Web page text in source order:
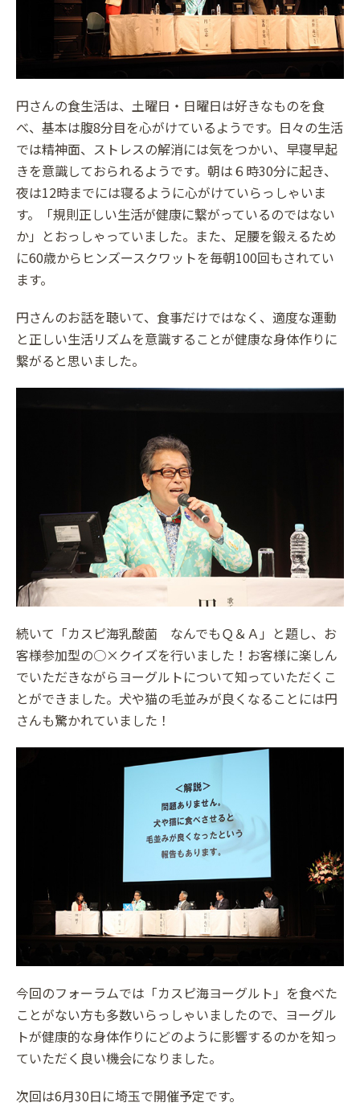
円さんの食生活は、土曜日・日曜日は好きなものを食
べ、基本は腹8分目を心がけているようです。日々の生活
では精神面、ストレスの解消には気をつかい、早寝早起
きを意識しておられるようです。朝は６時30分に起き、
夜は12時までには寝るように心がけていらっしゃいま
す。「規則正しい生活が健康に繋がっているのではない
か」とおっしゃっていました。また、足腰を鍛えるため
に60歳からヒンズースクワットを毎朝100回もされてい
ます。
円さんのお話を聴いて、食事だけではなく、適度な運動
と正しい生活リズムを意識することが健康な身体作りに
繋がると思いました。
続いて「カスピ海乳酸菌 なんでもＱ＆Ａ」と題し、お
客様参加型の○×クイズを行いました！お客様に楽しん
でいただきながらヨーグルトについて知っていただくこ
とができました。犬や猫の毛並みが良くなることには円
さんも驚かれていました！
今回のフォーラムでは「カスピ海ヨーグルト」を食べた
ことがない方も多数いらっしゃいましたので、ヨーグル
トが健康的な身体作りにどのように影響するのかを知っ
ていただく良い機会になりました。
次回は6月30日に埼玉で開催予定です。